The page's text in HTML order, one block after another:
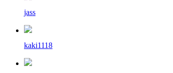
jass
kaki1118